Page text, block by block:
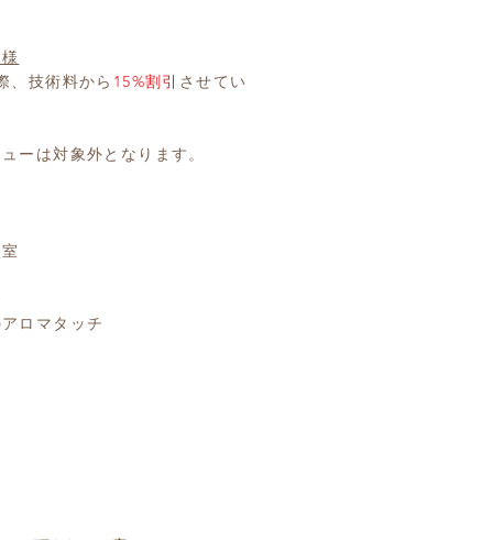
、技術料から 15%割引 させてい
ーは対象外となります。
ロマタッチ